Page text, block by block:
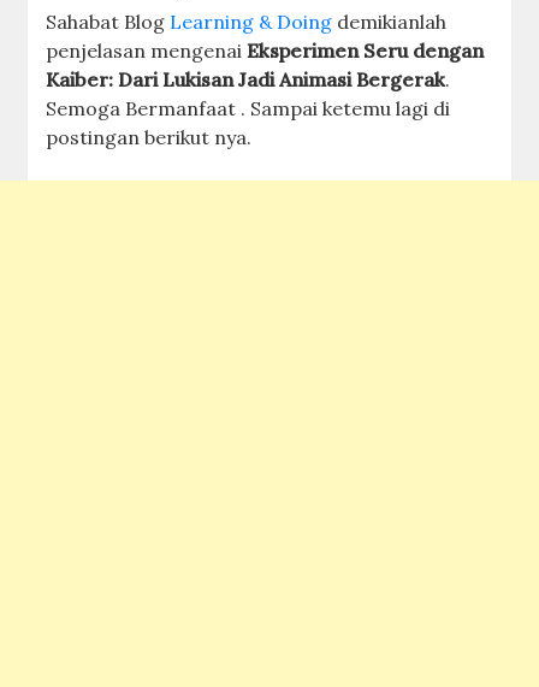
Sahabat Blog Learning & Doing demikianlah
penjelasan mengenaiEksperimen Seru dengan
Kaiber: Dari Lukisan Jadi Animasi Bergerak.
Semoga Bermanfaat . Sampai ketemu lagi di
postingan berikut nya.